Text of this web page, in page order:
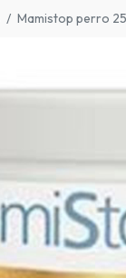
Mamistop perro